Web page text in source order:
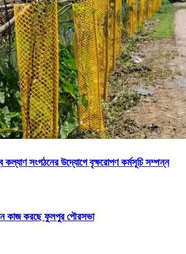
সংগঠনের উদ্যোগে বৃক্ষরোপণ কর্মসূচি সম্পন্ন
কাজ করছে ফুলপুর পৌরসভা